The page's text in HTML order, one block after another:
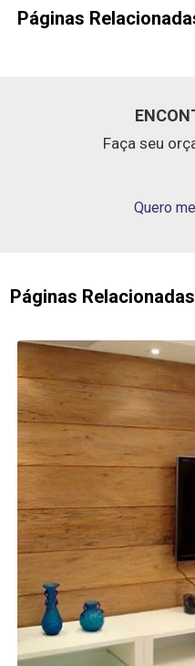
Páginas
Faça seu
Quero
Páginas Relacionadas